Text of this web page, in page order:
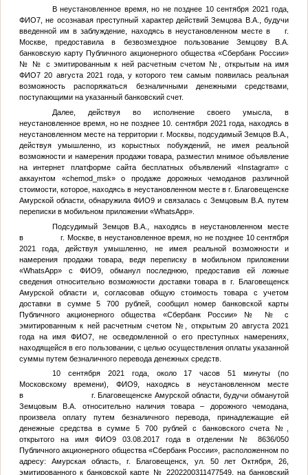
В неустановленное время, но не позднее 10 сентября 2021 года,
ФИО7, не осознавая преступный характер действийЗемцова В.А.
, будучи
введенной им в заблуждение, находясь в неустановленном месте в г.
Москве, предоставила в безвозмездное пользование Земцову В.А.
банковскую карту Публичного акционерного общества «Сбербанк России»
№ № с эмитированным к ней расчетным счетом №
, открытым на имя
ФИО720 августа 2021 года, у которого тем самым появилась реальная
возможность распоряжаться безналичными денежными средствами,
поступающими на указанный банковский счет.
Далее, действуя во исполнение своего умысла, в
неустановленное время, но не позднее 10. сентября 2021 года, находясь в
неустановленном месте на территории г. Москвы, подсудимый Земцов В.А.
действуя умышленно, из корыстных побуждений, не имея реальной
возможности и намерения продажи товара, разместил мнимое объявление
на интернет платформе сайта бесплатных объявлений «Instagram» с
аккаунтом «chemod_msk» о продаже дорожных чемоданов различной
стоимости, которое, находясь в неустановленном месте в г. Благовещенске
Амурской области, обнаружила ФИО9 и связалась сЗемцовым В.А. путем
переписки в мобильном приложении «WhatsApp».
Подсудимый Земцов В.А.
, находясь в неустановленном месте
в г. Москве, в неустановленное время, но не позднее 10 сентября
2021 года, действуя умышленно, не имея реальной возможности и
намерения продажи товара, ведя переписку в мобильном приложении
«WhatsApp» с ФИО9, обманул последнюю, предоставив ей ложные
сведения относительно возможности доставки товара в г. Благовещенск
Амурской области и, согласовав общую стоимость товара с учетом
доставки в сумме 5 700 рублей, сообщил номер банковской карты
Публичного акционерного общества «Сбербанк России» №
№
с
эмитированным к ней расчетным счетом №
, открытым 20 августа 2021
года на имяФИО7 , не осведомленной о его преступных намерениях,
находящейся в его пользовании, с целью осуществления оплаты указанной
суммы путем безналичного перевода денежных средств.
10 сентября 2021 года, около 17 часов 51 минуты (по
Московскому времени), ФИО9, находясь в неустановленном месте
в г. Благовещенске Амурской области, будучи обманутой
Земцовым В.А.
относительно наличия товара – дорожного чемодана,
произвела оплату путем безналичного перевода, принадлежащие ей
денежные средства в сумме 5 700 рублей с банковского счета №
открытого на имя ФИО903.08.2017 года в отделении № 8636/050
Публичного акционерного общества «Сбербанк России», расположенном по
адресу: Амурская область, г. Благовещенск, ул. 50 лет Октября, 26,
эмитированного к банковской карте № 2202200311477549, на банковский